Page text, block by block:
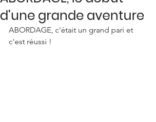
d'une grande aventure
ABORDAGE, c'était un grand pari et
c'est réussi !